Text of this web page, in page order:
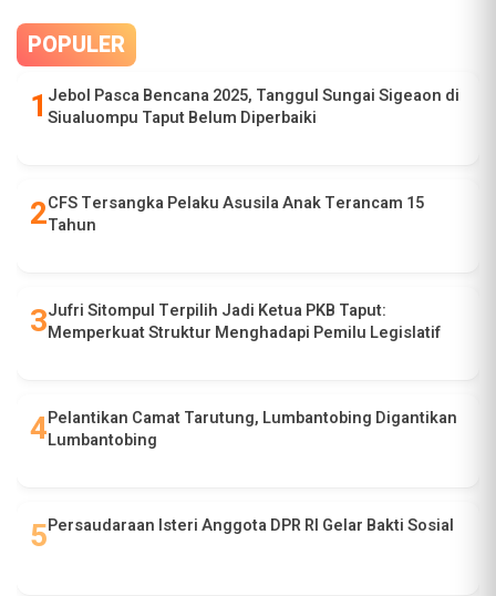
POPULER
Jebol Pasca Bencana 2025, Tanggul Sungai Sigeaon di
Siualuompu Taput Belum Diperbaiki
CFS Tersangka Pelaku Asusila Anak Terancam 15
Tahun
Jufri Sitompul Terpilih Jadi Ketua PKB Taput:
Memperkuat Struktur Menghadapi Pemilu Legislatif
Pelantikan Camat Tarutung, Lumbantobing Digantikan
Lumbantobing
Persaudaraan Isteri Anggota DPR RI Gelar Bakti Sosial